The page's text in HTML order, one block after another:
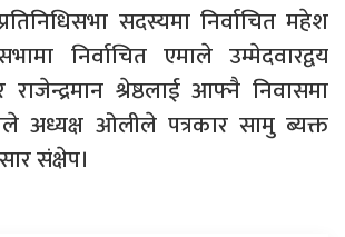
सदस्यमा निर्वाचित महेश
निर्वाचित एमाले उम्मेदवारद्वय
श्रेष्ठलाई आफ्नै निवासमा
अध्यक्ष ओलीले पत्रकार सामु ब्यक्त
संक्षेप।